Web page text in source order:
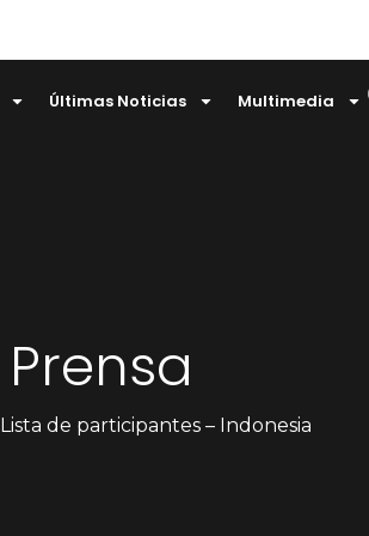
Últimas Noticias Multimedia
Prensa
Lista de participantes – Indonesia